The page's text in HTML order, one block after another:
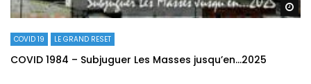
COVID 19 LE GRAND RESET
COVID 1984 – Subjuguer Les Masses jusqu’en…2025